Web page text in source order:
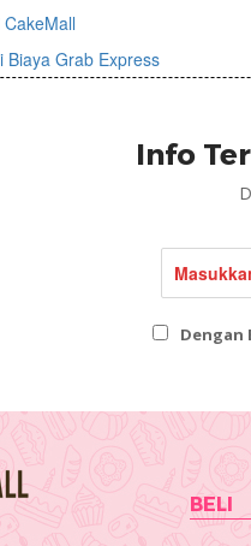
Biaya Grab Express
Info
Dengan
BELI